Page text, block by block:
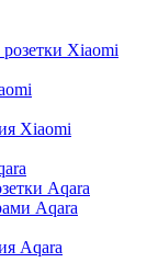
Xiaomi
Xiaomi
Aqara
Aqara
Aqara